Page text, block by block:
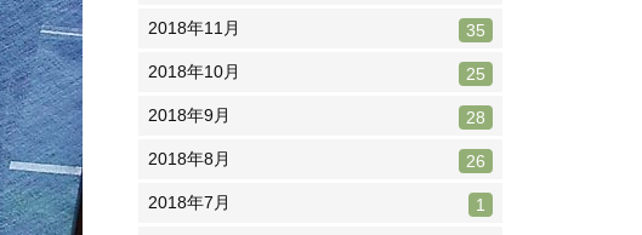
2018年11月 35
2018年10月 25
2018年9月 28
2018年8月 26
2018年7月 1